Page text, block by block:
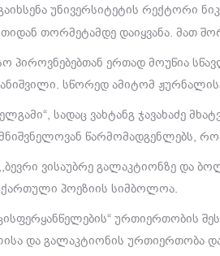
უნივერსიტეტის რექტორი
თორმეტამდე დაიყვანა. მათ
პიროვნებებთან ერთად მოუწია
სწორედ ამიტომ
სადაც ვახტანგ ჯავახაძე
წარმომადგენლებს,
ვისაუბრე გალაკტიონზე და
ქართული პოეზიის სიმბოლოა.
ურთიერთობის
და გალაკტიონის ურთიერთობა